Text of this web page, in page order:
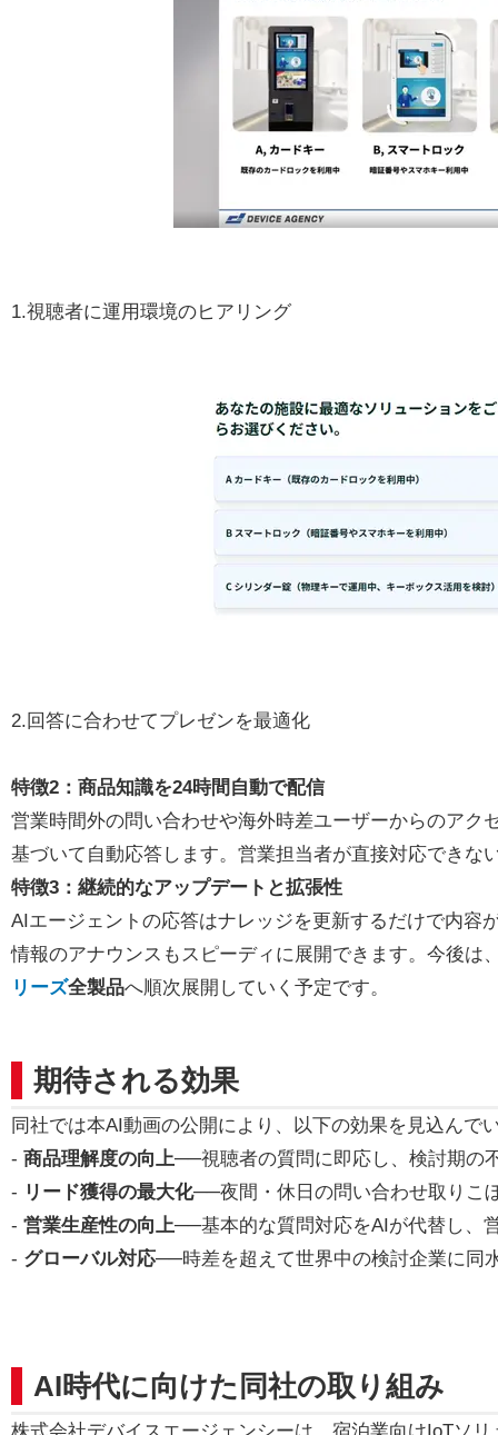
1.視聴者に運用環境のヒアリング
2.回答に合わせてプレゼンを最適化
特徴2：商品知識を24時間自動で配信
営業時間外の問い合わせや海外時差ユーザーからのアク
基づいて自動応答します。営業担当者が直接対応できな
特徴3：継続的なアップデートと拡張性
AIエージェントの応答はナレッジを更新するだけで内容
情報のアナウンスもスピーディに展開できます。今後は
リーズ全製品へ順次展開していく予定です。
期待される効果
同社では本AI動画の公開により、以下の効果を見込んで
- 商品理解度の向上──視聴者の質問に即応し、検討期の
- リード獲得の最大化──夜間・休日の問い合わせ取りこ
- 営業生産性の向上──基本的な質問対応をAIが代替し、
- グローバル対応──時差を超えて世界中の検討企業に同
AI時代に向けた同社の取り組み
株式会社デバイスエージェンシーは、宿泊業向けIoTソ